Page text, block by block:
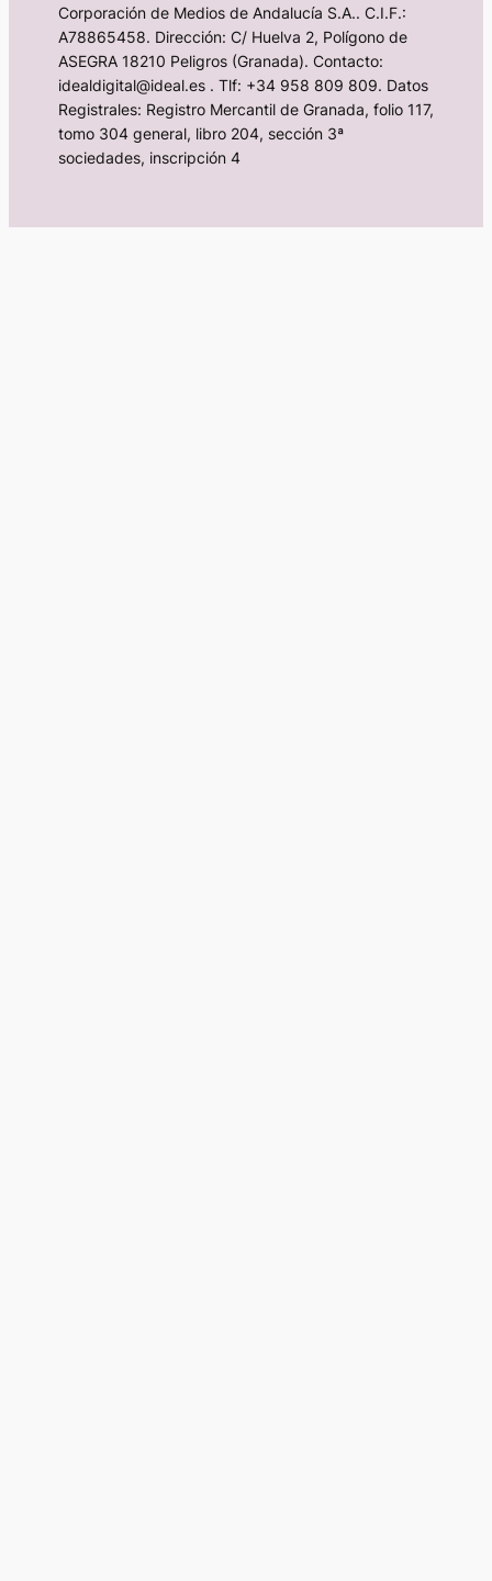
Corporación de Medios de Andalucía S.A.. C.I.F.:
A78865458. Dirección: C/ Huelva 2, Polígono de
ASEGRA 18210 Peligros (Granada). Contacto:
idealdigital@ideal.es . Tlf: +34 958 809 809. Datos
Registrales: Registro Mercantil de Granada, folio 117,
tomo 304 general, libro 204, sección 3ª
sociedades, inscripción 4